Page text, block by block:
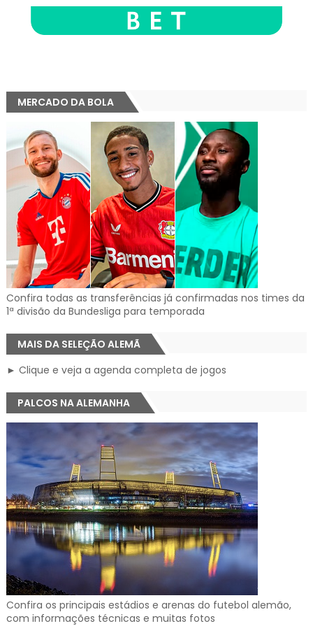
MERCADO DA BOLA
Confira todas as transferências já confirmadas nos times da
1ª divisão da Bundesliga para temporada
MAIS DA SELEÇÃO ALEMÃ
► Clique e veja a agenda completa de jogos
PALCOS NA ALEMANHA
Confira os principais estádios e arenas do futebol alemão,
com informações técnicas e muitas fotos